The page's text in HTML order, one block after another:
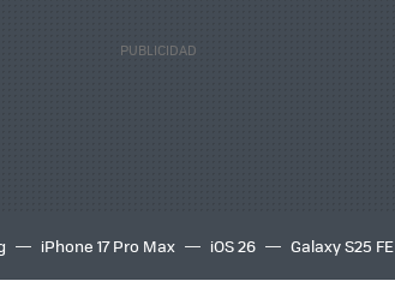
iPhone 17 Pro Max iOS 26 Galaxy S25 FE